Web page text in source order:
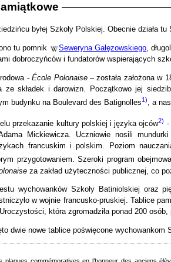
byłej Szkoły Polskiej. Obecnie działa
tu pomnik Seweryna Gałęzowskiego,
dobroczyńców i fundatorów wspierających
-École Polonaise– została założona w
ze składek i darowizn. Początkowo jej
budynku na Boulevard des Batignolles1), a
przekazanie kultury polskiej i języka ojców2) -
Mickiewicza. Uczniowie nosili
francuskim i polskim. Poziom
przygotowaniem. Szeroki program
za zakład użyteczności publicznej, co
wychowanków Szkoły Batiniolskiej oraz
w wojnie francusko-pruskiej. Tablice
która zgromadziła ponad 200
dwie nowe tablice poświęcone wychowankom